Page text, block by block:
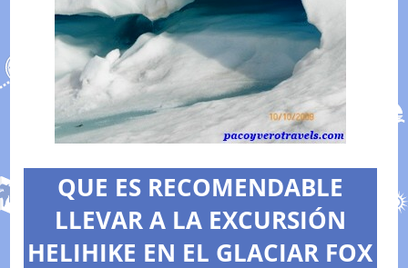
QUE ES RECOMENDABLE
LLEVAR A LA EXCURSIÓN
HELIHIKE EN EL GLACIAR FOX